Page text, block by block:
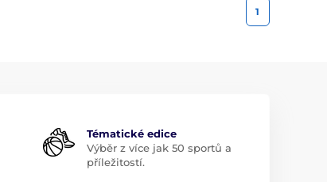
1
Tématické edice
Výběr z více jak 50 sportů a
příležitostí.